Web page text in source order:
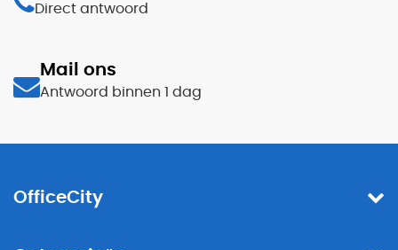
Direct antwoord
Mail ons
Antwoord binnen 1 dag
OfficeCity